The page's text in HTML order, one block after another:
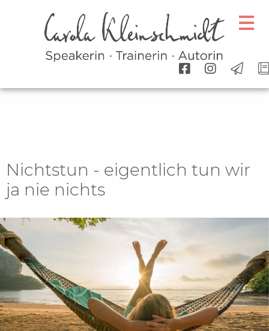
Nichtstun - eigentlich tun wir
ja nie nichts